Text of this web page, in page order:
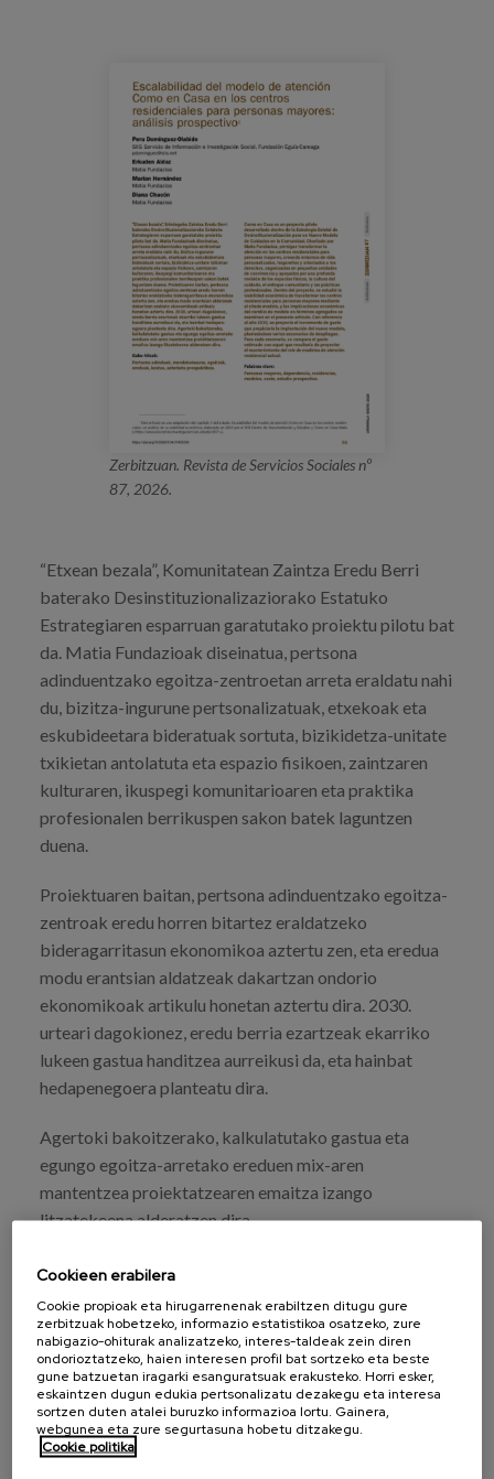
Zerbitzuan. Revista de Servicios Sociales nº
87, 2026.
“Etxean bezala”, Komunitatean Zaintza Eredu Berri
baterako Desinstituzionalizaziorako Estatuko
Estrategiaren esparruan garatutako proiektu pilotu bat
da. Matia Fundazioak diseinatua, pertsona
adinduentzako egoitza-zentroetan arreta eraldatu nahi
du, bizitza-ingurune pertsonalizatuak, etxekoak eta
eskubideetara bideratuak sortuta, bizikidetza-unitate
txikietan antolatuta eta espazio fisikoen, zaintzaren
kulturaren, ikuspegi komunitarioaren eta praktika
profesionalen berrikuspen sakon batek laguntzen
duena.
Proiektuaren baitan, pertsona adinduentzako egoitza-
zentroak eredu horren bitartez eraldatzeko
bideragarritasun ekonomikoa aztertu zen, eta eredua
modu erantsian aldatzeak dakartzan ondorio
ekonomikoak artikulu honetan aztertu dira. 2030.
urteari dagokionez, eredu berria ezartzeak ekarriko
lukeen gastua handitzea aurreikusi da, eta hainbat
hedapenegoera planteatu dira.
Agertoki bakoitzerako, kalkulatutako gastua eta
egungo egoitza-arretako ereduen mix-aren
mantentzea proiektatzearen emaitza izango
litzatekeena alderatzen dira.
IKUSI ARGITALPENA
Cookieen erabilera
Cookie propioak eta hirugarrenenak erabiltzen ditugu gure
zerbitzuak hobetzeko, informazio estatistikoa osatzeko, zure
nabigazio-ohiturak analizatzeko, interes-taldeak zein diren
ondorioztatzeko, haien interesen profil bat sortzeko eta beste
gune batzuetan iragarki esanguratsuak erakusteko. Horri esker,
eskaintzen dugun edukia pertsonalizatu dezakegu eta interesa
sortzen duten atalei buruzko informazioa lortu. Gainera,
webgunea eta zure segurtasuna hobetu ditzakegu.
Cookie politika